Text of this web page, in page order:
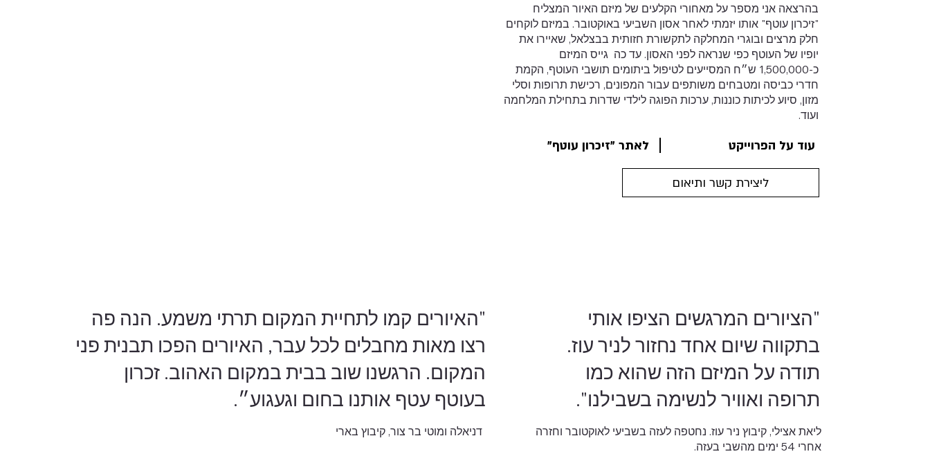
בהרצאה אני מספר על מאחורי הקלעים של מיזם האיור המצליח
"זיכרון עוטף" אותו יזמתי לאחר אסון השביעי באוקטובר. במיזם לוקחים
חלק מרצים ובוגרי המחלקה לתקשורת חזותית בבצלאל, שאיירו את
יופיו של העוטף כפי שנראה לפני האסון. עד כה גייס המיזם
כ-1,500,000 ש״ח המסייעים לטיפול ביתומים תושבי העוטף, הקמת
חדרי כביסה ומטבחים משותפים עבור המפונים, רכישת תרופות וסלי
מזון, סיוע לכיתות כוננות, ערכות הפוגה לילדי שדרות בתחילת המלחמה
ועוד.
לאתר ״זיכרון עוטף״ עוד על הפרוייקט
ליצירת קשר ותיאום
"האיורים קמו לתחיית המקום תרתי משמע. הנה פה
רצו מאות מחבלים לכל עבר, האיורים הפכו תבנית פני
המקום. הרגשנו שוב בבית במקום האהוב. זכרון
בעוטף עטף אותנו בחום וגעגוע״.
דניאלה ומוטי בר צור, קיבוץ בארי
"הציורים המרגשים הציפו אותי
בתקווה שיום אחד נחזור לניר עוז.
תודה על המיזם הזה שהוא כמו
תרופה ואוויר לנשימה בשבילנו".
ליאת אצילי, קיבוץ ניר עוז. נחטפה לעזה בשביעי לאוקטובר וחזרה
אחרי 54 ימים מהשבי בעזה.